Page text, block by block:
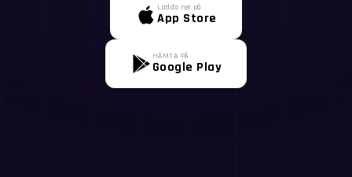
Ladda ner på
App Store
HÄMTA PÅ
Google Play